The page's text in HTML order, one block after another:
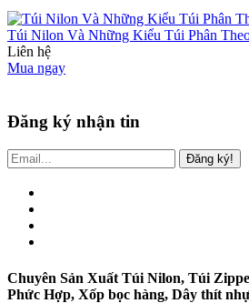
Túi Nilon Và Những Kiểu Túi Phân
Liên hệ
Mua ngay
Đăng ký nhận tin
Đăng ký!
Chuyên Sản Xuất Túi Nilon, Túi
Phức Hợp, Xốp bọc hàng, Dây thít